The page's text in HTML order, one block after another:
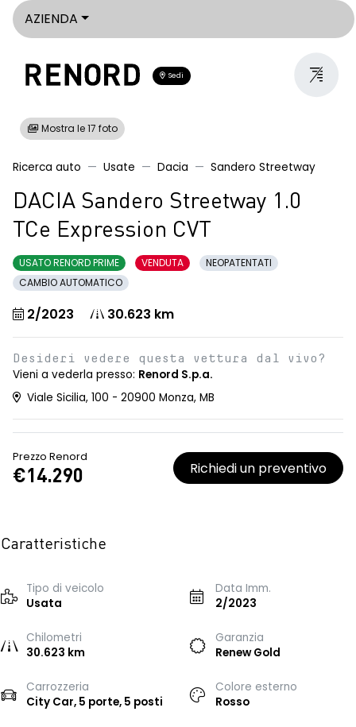
AZIENDA
Sedi
Mostra le 17 foto
Ricerca auto Usate Dacia Sandero Streetway
DACIA Sandero Streetway 1.0
TCe Expression CVT
USATO RENORD PRIME VENDUTA
NEOPATENTATI
CAMBIO AUTOMATICO
2/2023 30.623 km
Desideri vedere questa vettura dal vivo?
Vieni a vederla presso: Renord S.p.a.
Viale Sicilia, 100 - 20900 Monza, MB
Prezzo Renord
€14.290 Richiedi un preventivo
Caratteristiche
Tipo di veicolo
Usata
Data Imm.
2/2023
Chilometri
30.623 km
Garanzia
Renew Gold
Carrozzeria
City Car, 5 porte, 5 posti
Colore esterno
Rosso